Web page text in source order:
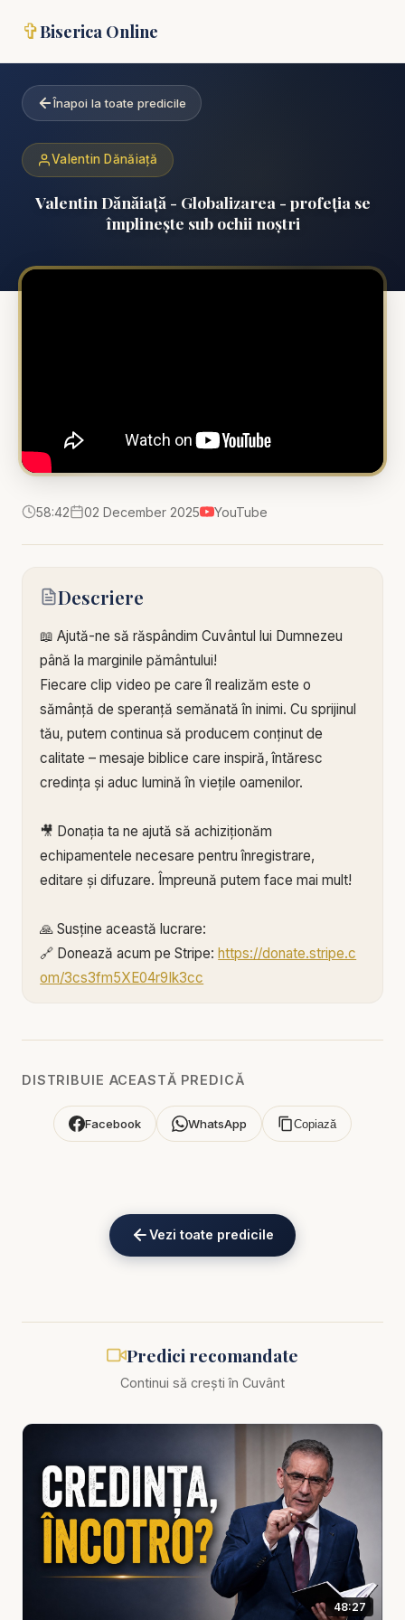
✞Biserica Online
Înapoi la toate predicile
Valentin Dănăiață
Valentin Dănăiață - Globalizarea - profeția se
împlinește sub ochii noștri
58:42 02 December 2025 YouTube
Descriere
📖 Ajută-ne să răspândim Cuvântul lui Dumnezeu
până la marginile pământului!
Fiecare clip video pe care îl realizăm este o
sămânță de speranță semănată în inimi. Cu sprijinul
tău, putem continua să producem conținut de
calitate – mesaje biblice care inspiră, întăresc
credința și aduc lumină în viețile oamenilor.
🎥 Donația ta ne ajută să achiziționăm
echipamentele necesare pentru înregistrare,
editare și difuzare. Împreună putem face mai mult!
🙏 Susține această lucrare:
🔗 Donează acum pe Stripe:https://donate.stripe.c
om/3cs3fm5XE04r9Ik3cc
Mulțumim din inimă pentru că faci parte din
eKV82sp3xNBFw/join
Pastor Valentin Dănăiață - Globalizarea - profeția
se împlinește sub ochii noștri - predici creștine
mai sunt lente, ci accelerate, profunde și adesea
neliniștitoare. Lumea se uniformizează, frontierele
culturale se estompează, tehnologia unește — și
controlează — tot mai mult. În mijlocul acestei
realități tulburi, pastorul Valentin Dănăiață aduce un
mesaj puternic și necesar: globalizarea nu este
doar un fenomen social sau economic, ci un semn
profetic care se împlinește chiar sub ochii noștri.
DISTRIBUIE ACEASTĂ PREDICĂ
Facebook WhatsApp Copiază
Vezi toate predicile
Predici recomandate
Continui să crești în Cuvânt
48:27